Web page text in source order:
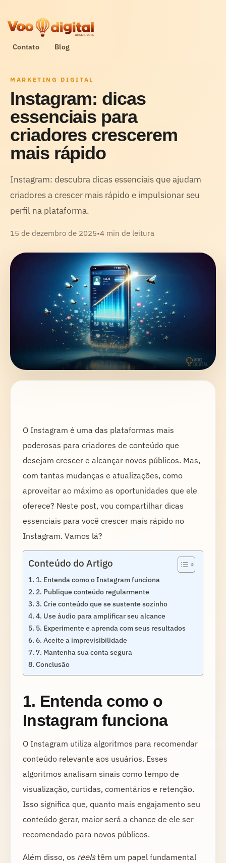
Contato Blog
MARKETING DIGITAL
Instagram: dicas
essenciais para
criadores crescerem
mais rápido
Instagram: descubra dicas essenciais que ajudam
criadores a crescer mais rápido e impulsionar seu
perfil na plataforma.
15 de dezembro de 2025•4 min de leitura
O Instagram é uma das plataformas mais
poderosas para criadores de conteúdo que
desejam crescer e alcançar novos públicos. Mas,
com tantas mudanças e atualizações, como
aproveitar ao máximo as oportunidades que ele
oferece? Neste post, vou compartilhar dicas
essenciais para você crescer mais rápido no
Instagram. Vamos lá?
Conteúdo do Artigo
1. Entenda como o Instagram funciona
2. Publique conteúdo regularmente
3. Crie conteúdo que se sustente sozinho
4. Use áudio para amplificar seu alcance
5. Experimente e aprenda com seus resultados
6. Aceite a imprevisibilidade
7. Mantenha sua conta segura
Conclusão
1. Entenda como o
Instagram funciona
O Instagram utiliza algoritmos para recomendar
conteúdo relevante aos usuários. Esses
algoritmos analisam sinais como tempo de
visualização, curtidas, comentários e retenção.
Isso significa que, quanto mais engajamento seu
conteúdo gerar, maior será a chance de ele ser
recomendado para novos públicos.
Além disso, os reelstêm um papel fundamental